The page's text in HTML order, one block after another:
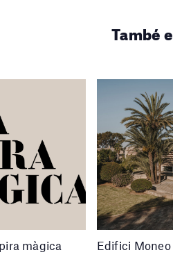
També
màgica Edifici Moneo